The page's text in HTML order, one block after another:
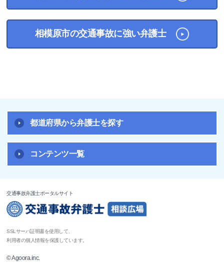
相模原市の交通事故に強い弁護士
都道府県から弁護士を探す
コンテンツ一覧
交通事故弁護士ポータルサイト
SSLサーバ証明書を使用して、
利用者の個人情報を保護しています。
© Agoora.inc.